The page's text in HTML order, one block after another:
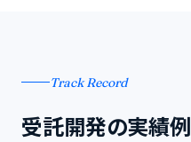
Track Record
受託開発の実績例